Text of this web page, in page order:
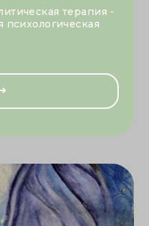
терапия -
психологическая